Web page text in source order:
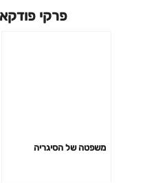
פרקי
משפטה של הסיגריה